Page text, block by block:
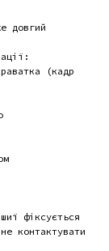
довгий
(кадр
фіксується
контактувати